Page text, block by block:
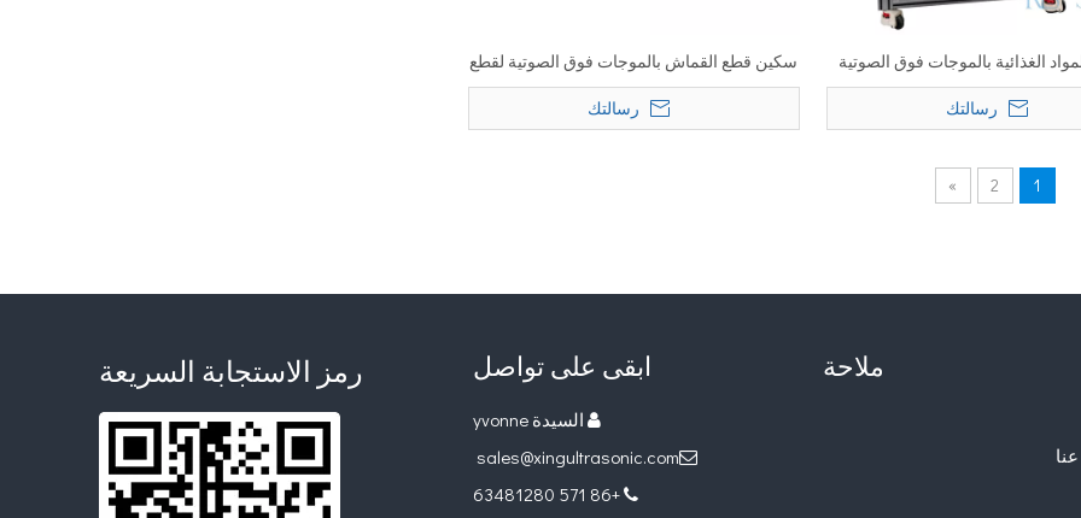
الغذائية بالموجات فوق الصوتية
لقطع الكعك والخبز
رسالتك
سكين قطع القماش بالموجات فوق الصوتية لقطع
وحز المواد غير المنسوجة
رسالتك
1
2
»
ملاحة ابقى على تواصل
 السيدة yvonne

sales@xingultrasonic.com

+86 571 63481280
رمز الاستجابة السريعة